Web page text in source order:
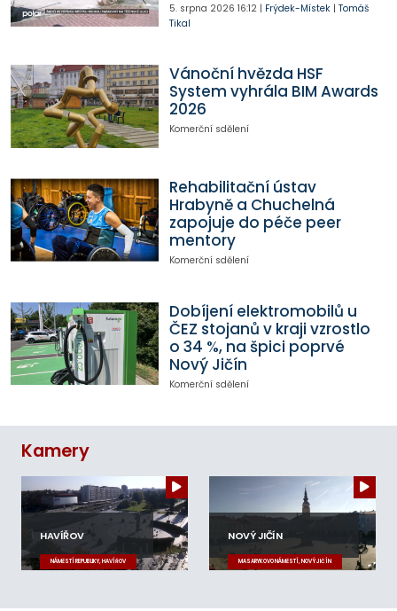
5. srpna 2026 16:12| Frýdek-Místek| Tomáš
Tikal
Vánoční hvězda HSF
System vyhrála BIM Awards
2026
Komerční sdělení
Rehabilitační ústav
Hrabyně a Chuchelná
zapojuje do péče peer
mentory
Komerční sdělení
Dobíjení elektromobilů u
ČEZ stojanů v kraji vzrostlo
o 34 %, na špici poprvé
Nový Jičín
Komerční sdělení
Kamery
HAVÍŘOV
NÁMĚSTÍ REPUBLIKY, HAVÍŘOV
NOVÝ JIČÍN
MASARYKOVO NÁMĚSTÍ, NOVÝ JIČÍN